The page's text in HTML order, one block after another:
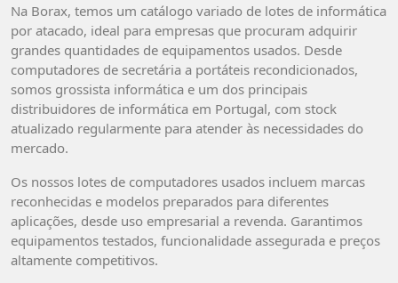
Na Borax, temos um catálogo variado de lotes de informática
por atacado, ideal para empresas que procuram adquirir
grandes quantidades de equipamentos usados. Desde
computadores de secretária a portáteis recondicionados,
somos grossista informática e um dos principais
distribuidores de informática em Portugal, com stock
atualizado regularmente para atender às necessidades do
mercado.
Os nossos lotes de computadores usados incluem marcas
reconhecidas e modelos preparados para diferentes
aplicações, desde uso empresarial a revenda. Garantimos
equipamentos testados, funcionalidade assegurada e preços
altamente competitivos.